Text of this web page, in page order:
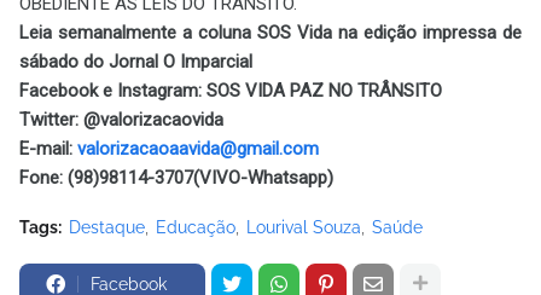
Leia semanalmente a coluna SOS Vida na edição impressa de
sábado do Jornal O Imparcial
Facebook e Instagram: SOS VIDA PAZ NO TRÂNSITO
Twitter: @valorizacaovida
E-mail: valorizacaoaavida@gmail.com
Fone: (98)98114-3707(VIVO-Whatsapp)
Tags: Destaque Educação Lourival Souza Saúde
Facebook